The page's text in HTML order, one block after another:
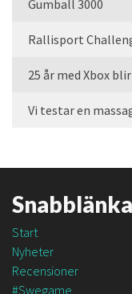
Gumball 3000
Rallisport
25 år med Xbox
Vi testar en
Start
Nyheter
Recensioner
#Swegame